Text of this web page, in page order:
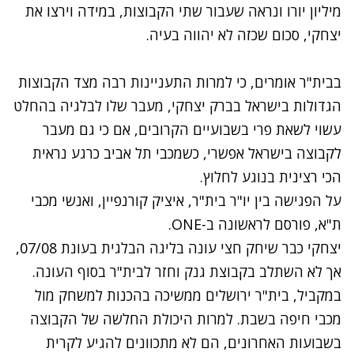
מיליון יורו ונראה שעבור שתי הקבוצות, במידה וירצו את
יצחקי, סכום שכזה לא יהווה בעיה.
בבית"ר אומרים, כי למרות התעניינות רבה מצד הקבוצות
הגדולות בישראל בברק יצחקי, מעבר שלו לבלגיה בהחלט
עשוי לשאת פרי בשבועיים הקרובים, אם כי גם מעבר
לקבוצה בישראל אפשרי, כשמכבי תל אביב כרגע נראית
הכי רצינית בנוגע לחלוץ.
על הפגישה בין יו"ר בית"ר, איציק קורנפיין, ואנשי מכבי
ת"א, פורסם לראשונה ב-ONE.
יצחקי כבר שיחק חצי עונה בליגה הבלגית בעונת 07/08,
אך לא השתלב בקבוצת גנק וחזר לבית"ר בסוף העונה.
במקביל, בית"ר ירושלים ממשיכה בהכנות למשחק מול
מכבי חיפה בשבת. למרות היכולת החלשה של הקבוצה
בשבועות האחרונים, הם לא מתכוונים להגיע לקרית